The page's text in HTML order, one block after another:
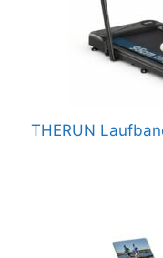
THERUN